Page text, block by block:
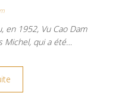
en 1952, Vu Cao Dam
Michel, qui a été…